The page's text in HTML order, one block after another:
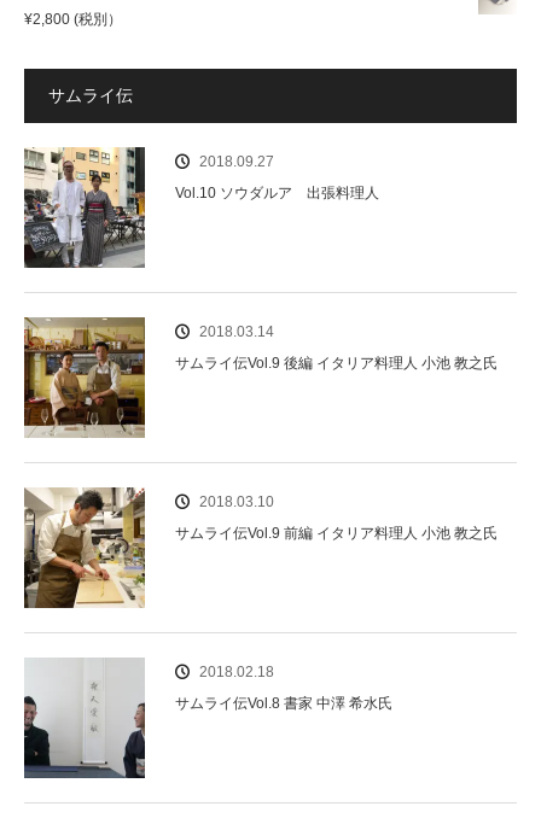
¥2,800 (税別）
サムライ伝
2018.09.27
Vol.10 ソウダルア 出張料理人
2018.03.14
サムライ伝Vol.9 後編 イタリア料理人 小池 教之氏
2018.03.10
サムライ伝Vol.9 前編 イタリア料理人 小池 教之氏
2018.02.18
サムライ伝Vol.8 書家 中澤 希水氏